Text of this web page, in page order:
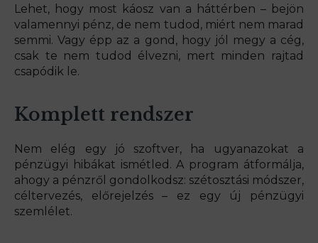
Lehet, hogy most káosz van a háttérben – bejön
valamennyi pénz, de nem tudod, miért nem marad
semmi. Vagy épp az a gond, hogy jól megy a cég,
csak te nem tudod élvezni, mert minden rajtad
csapódik le.
Komplett rendszer
Nem elég egy jó szoftver, ha ugyanazokat a
pénzügyi hibákat ismétled. A program átformálja,
ahogy a pénzről gondolkodsz: szétosztási módszer,
céltervezés, előrejelzés – ez egy új pénzügyi
szemlélet.